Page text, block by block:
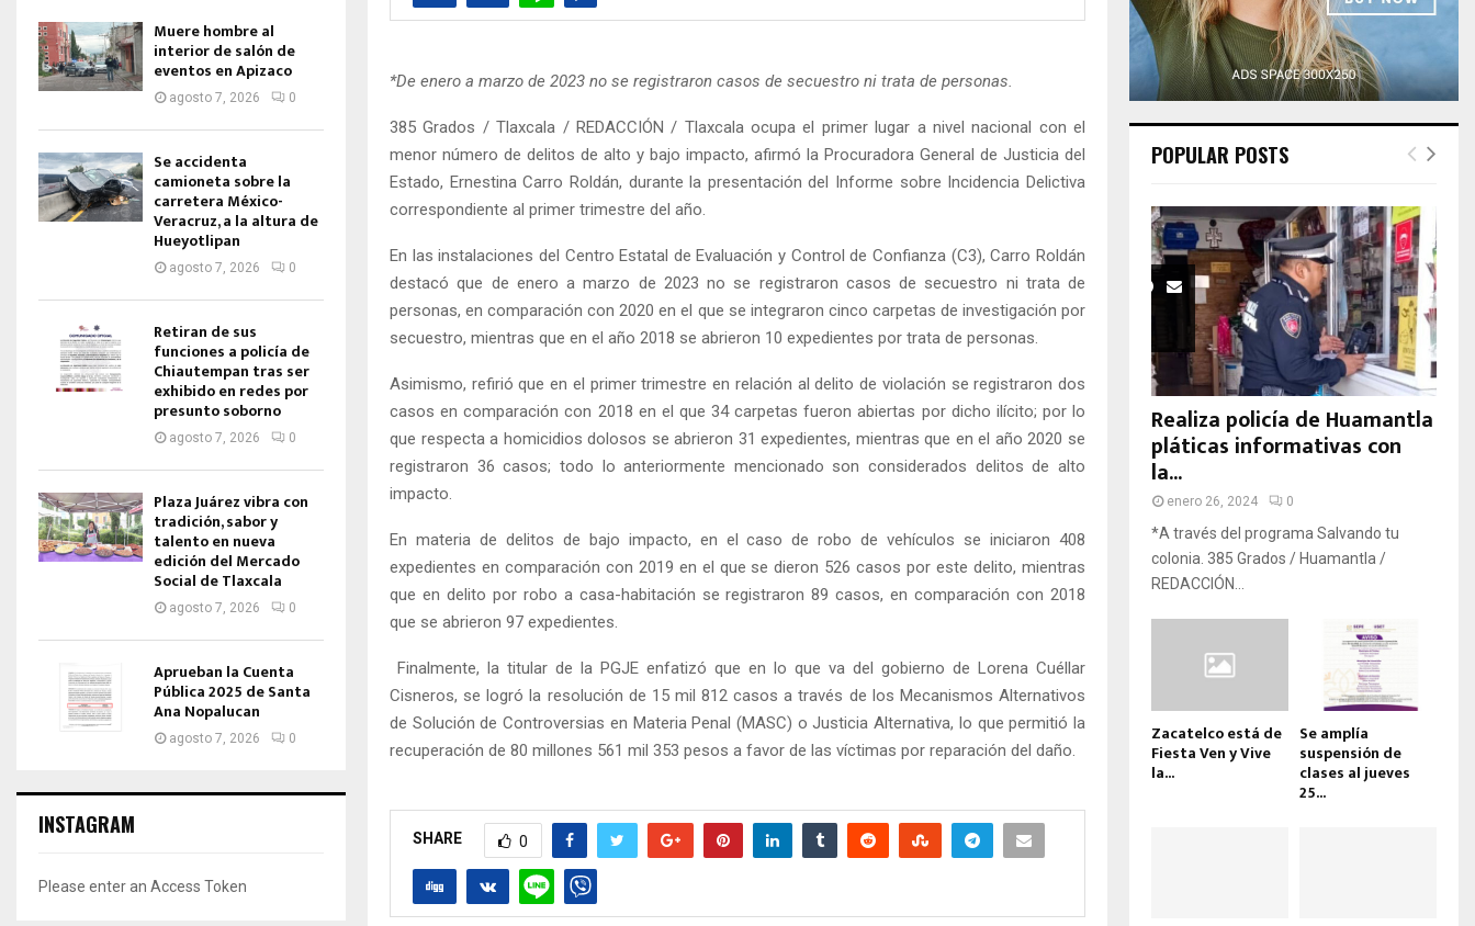
*De enero a marzo de 2023 no se registraron casos de secuestro ni trata de personas.
385 Grados / Tlaxcala / REDACCIÓN / Tlaxcala ocupa el primer lugar a nivel nacional con el
menor número de delitos de alto y bajo impacto, afirmó la Procuradora General de Justicia del
Estado, Ernestina Carro Roldán, durante la presentación del Informe sobre Incidencia Delictiva
correspondiente al primer trimestre del año.
En las instalaciones del Centro Estatal de Evaluación y Control de Confianza (C3), Carro Roldán
destacó que de enero a marzo de 2023 no se registraron casos de secuestro ni trata de
personas, en comparación con 2020 en el que se integraron cinco carpetas de investigación por
secuestro, mientras que en el año 2018 se abrieron 10 expedientes por trata de personas.
Asimismo, refirió que en el primer trimestre en relación al delito de violación se registraron dos
casos en comparación con 2018 en el que 34 carpetas fueron abiertas por dicho ilícito; por lo
que respecta a homicidios dolosos se abrieron 31 expedientes, mientras que en el año 2020 se
registraron 36 casos; todo lo anteriormente mencionado son considerados delitos de alto
impacto.
En materia de delitos de bajo impacto, en el caso de robo de vehículos se iniciaron 408
expedientes en comparación con 2019 en el que se dieron 526 casos por este delito, mientras
que en delito por robo a casa-habitación se registraron 89 casos, en comparación con 2018
que se abrieron 97 expedientes.
Finalmente, la titular de la PGJE enfatizó que en lo que va del gobierno de Lorena Cuéllar
Cisneros, se logró la resolución de 15 mil 812 casos a través de los Mecanismos Alternativos
de Solución de Controversias en Materia Penal (MASC) o Justicia Alternativa, lo que permitió la
recuperación de 80 millones 561 mil 353 pesos a favor de las víctimas por reparación del daño.
SHARE 0
Muere hombre al
interior de salón de
eventos en Apizaco
agosto 7, 2026 0
Se accidenta
camioneta sobre la
carretera México-
Veracruz, a la altura de
Hueyotlipan
agosto 7, 2026 0
Retiran de sus
funciones a policía de
Chiautempan tras ser
exhibido en redes por
presunto soborno
agosto 7, 2026 0
Plaza Juárez vibra con
tradición, sabor y
talento en nueva
edición del Mercado
Social de Tlaxcala
agosto 7, 2026 0
Aprueban la Cuenta
Pública 2025 de Santa
Ana Nopalucan
agosto 7, 2026 0
INSTAGRAM
Please enter an Access Token
POPULAR POSTS
Realiza policía de Huamantla
pláticas informativas con
la...
enero 26, 2024 0
*A través del programa Salvando tu
colonia. 385 Grados / Huamantla /
REDACCIÓN...
Zacatelco está de
Fiesta Ven y Vive
la...
Se amplía
suspensión de
clases al jueves
25...